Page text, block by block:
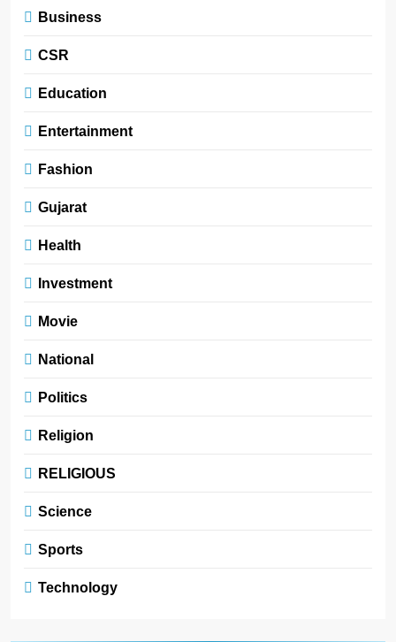
Business
CSR
Education
Entertainment
Fashion
Gujarat
Health
Investment
Movie
National
Politics
Religion
RELIGIOUS
Science
Sports
Technology